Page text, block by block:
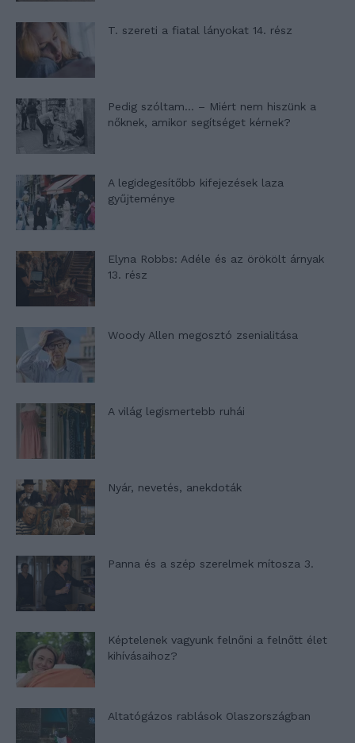
T. szereti a fiatal lányokat 14. rész
Pedig szóltam… – Miért nem hiszünk a
nőknek, amikor segítséget kérnek?
A legidegesítőbb kifejezések laza
gyűjteménye
Elyna Robbs: Adéle és az örökölt árnyak
13. rész
Woody Allen megosztó zsenialitása
A világ legismertebb ruhái
Nyár, nevetés, anekdoták
Panna és a szép szerelmek mítosza 3.
Képtelenek vagyunk felnőni a felnőtt élet
kihívásaihoz?
Altatógázos rablások Olaszországban